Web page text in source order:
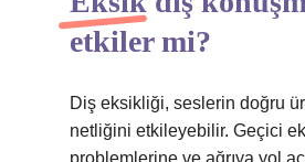
etkiler mi?
Diş eksikliği, seslerin doğru
netliğini etkileyebilir. Geçici
problemlerine ve ağrıya yol